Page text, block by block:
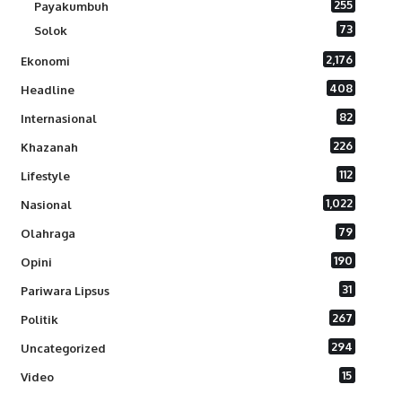
Payakumbuh
255
Solok
73
Ekonomi 2,176
Headline 408
Internasional 82
Khazanah 226
Lifestyle 112
Nasional 1,022
Olahraga 79
Opini 190
Pariwara Lipsus 31
Politik 267
Uncategorized 294
Video 15